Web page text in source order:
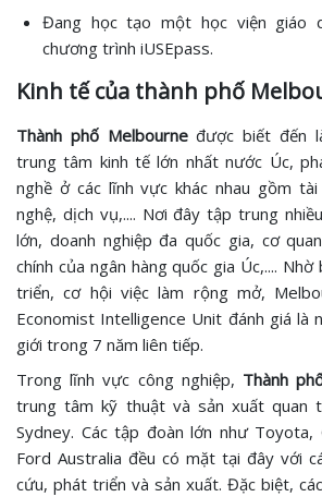
Đang học tạo một học viện giáo
chương trình iUSEpass.
Kinh tế của thành phố
Thành phố Melbourneđược biết đến
trung tâm kinh tế lớn nhất nước Úc,
nghề ở các lĩnh vực khác nhau gồm
nghệ, dịch vụ,.... Nơi đây tập trung
lớn, doanh nghiệp đa quốc gia, cơ
chính của ngân hàng quốc gia Úc,....
triển, cơ hội việc làm rộng mở,
Economist Intelligence Unit đánh giá là
giới trong 7 năm liên tiếp.
Trong lĩnh vực công nghiệp, Thành
trung tâm kỹ thuật và sản xuất quan
Sydney. Các tập đoàn lớn như
Ford Australia đều có mặt tại đây với
cứu, phát triển và sản xuất. Đặc biệt,